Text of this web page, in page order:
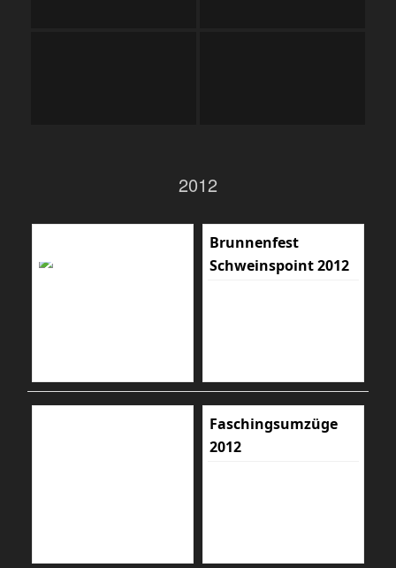
2012
Brunnenfest
Schweinspoint 2012
Faschingsumzüge
2012